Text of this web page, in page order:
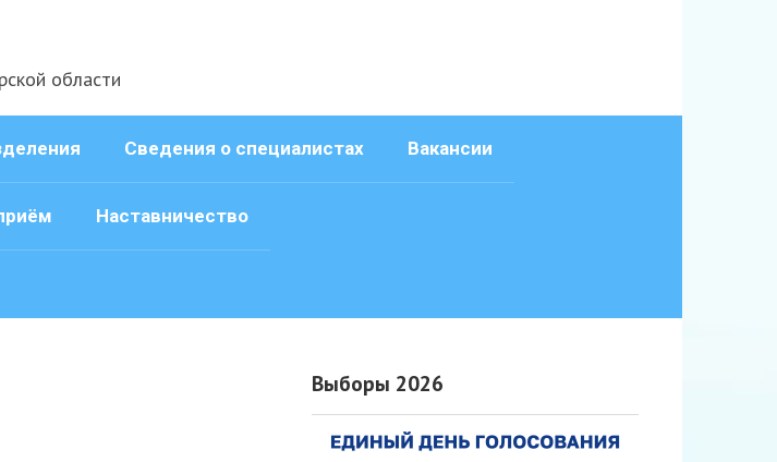
области
Сведения о специалистах Вакансии
Наставничество
Выборы 2026